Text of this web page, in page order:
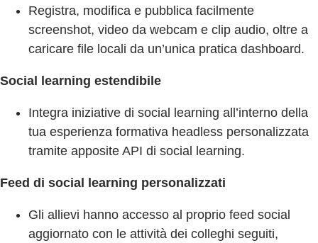
Registra, modifica e pubblica facilmente
screenshot, video da webcam e clip audio, oltre a
caricare file locali da un’unica pratica dashboard.
Social learning estendibile
Integra iniziative di social learning all’interno della
tua esperienza formativa headless personalizzata
tramite apposite API di social learning.
Feed di social learning personalizzati
Gli allievi hanno accesso al proprio feed social
aggiornato con le attività dei colleghi seguiti,